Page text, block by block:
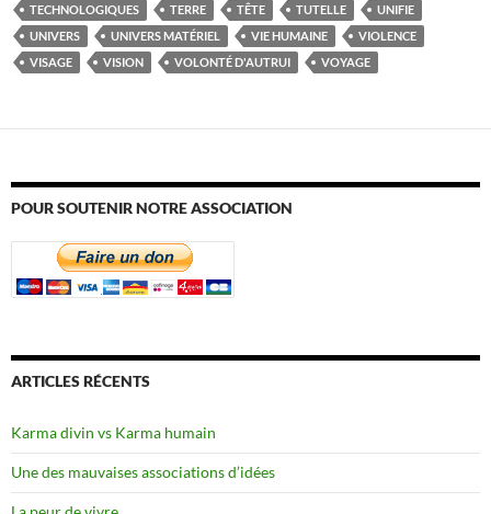
TECHNOLOGIQUES
TERRE TÊTE TUTELLE
UNIFIE
UNIVERS
UNIVERS MATÉRIEL VIE HUMAINE
VIOLENCE
VISAGE
VISION VOLONTÉ D'AUTRUI VOYAGE
POUR SOUTENIR NOTRE ASSOCIATION
ARTICLES RÉCENTS
Karma divin vs Karma humain
Une des mauvaises associations d’idées